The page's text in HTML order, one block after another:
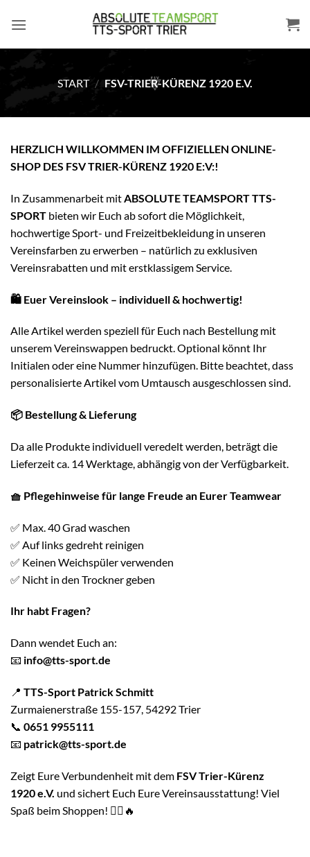
Inhalt
START / FSV-TRIER-KÜRENZ 1920 E.V.
HERZLICH WILLKOMMEN IM OFFIZIELLEN ONLINE-
SHOP DES FSV TRIER-KÜRENZ 1920 E:V:!
In Zusammenarbeit mit ABSOLUTE TEAMSPORT TTS-
SPORT bieten wir Euch ab sofort die Möglichkeit,
hochwertige Sport- und Freizeitbekleidung in unseren
Vereinsfarben zu erwerben – natürlich zu exklusiven
Vereinsrabatten und mit erstklassigem Service.
🛍 Euer Vereinslook – individuell & hochwertig!
Alle Artikel werden speziell für Euch nach Bestellung mit
unserem Vereinswappen bedruckt. Optional könnt Ihr
Initialen oder eine Nummer hinzufügen. Bitte beachtet, dass
personalisierte Artikel vom Umtausch ausgeschlossen sind.
📦 Bestellung & Lieferung
Da alle Produkte individuell veredelt werden, beträgt die
Lieferzeit ca. 14 Werktage, abhängig von der Verfügbarkeit.
🧺 Pflegehinweise für lange Freude an Eurer Teamwear
✅ Max. 40 Grad waschen
✅ Auf links gedreht reinigen
✅ Keinen Weichspüler verwenden
✅ Nicht in den Trockner geben
Ihr habt Fragen?
Dann wendet Euch an:
📧 info@tts-sport.de
📍 TTS-Sport Patrick Schmitt
Zurmaienerstraße 155-157, 54292 Trier
📞 0651 9955111
📧 patrick@tts-sport.de
Zeigt Eure Verbundenheit mit dem FSV Trier-Kürenz
1920 e.V. und sichert Euch Eure Vereinsausstattung! Viel
Spaß beim Shoppen! 🏃‍♂️🔥